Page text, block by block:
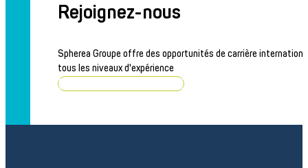
Rejoignez-nous
Spherea Groupe offre des opportunités de carrière
tous les niveaux d'expérience
Parcourir les offres d'emploi